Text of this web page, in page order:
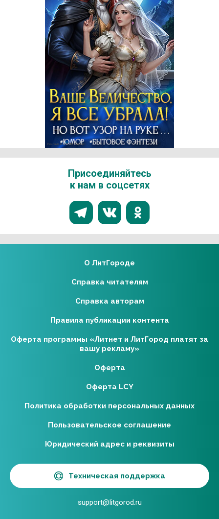
Присоединяйтесь
к нам в соцсетях
Реклама 16+ АО «ЛитГород»
О ЛитГороде
Справка читателям
Справка авторам
Правила публикации контента
Оферта программы «Литнет и ЛитГород платят за
вашу рекламу»
Оферта
Оферта LCY
Политика обработки персональных данных
Пользовательское соглашение
Юридический адрес и реквизиты
Техническая поддержка
support@litgorod.ru